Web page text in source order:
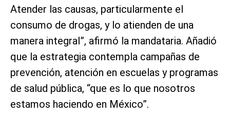
Atender las causas, particularmente el
consumo de drogas, y lo atienden de una
manera integral”, afirmó la mandataria. Añadió
que la estrategia contempla campañas de
prevención, atención en escuelas y programas
de salud pública, “que es lo que nosotros
estamos haciendo en México”.